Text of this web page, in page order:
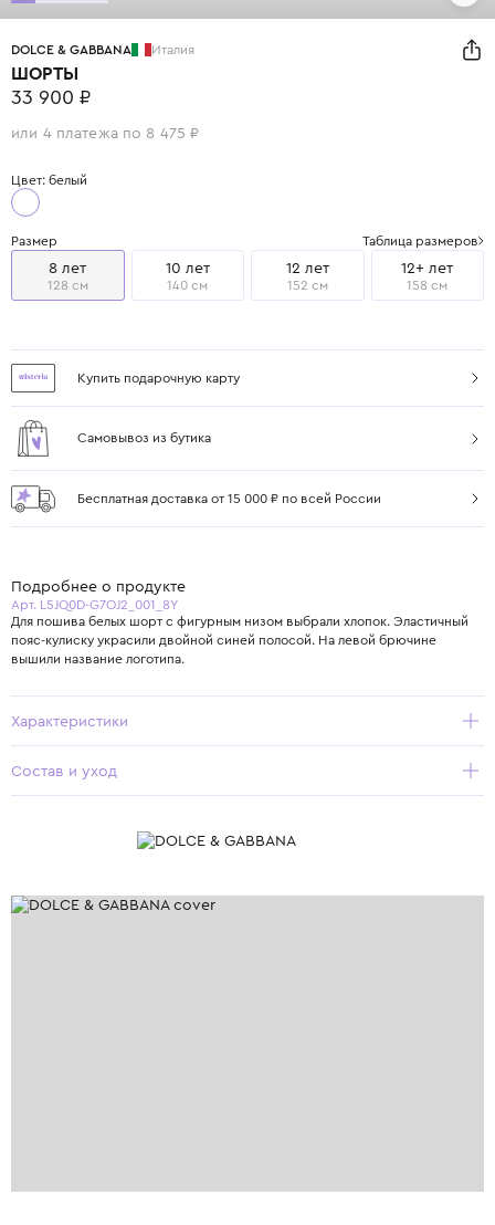
DOLCE & GABBANA Италия
ШОРТЫ
33 900 ₽
или 4 платежа по 8 475 ₽
Цвет: белый
Размер Таблица размеров
8 лет
128 см
10 лет
140 см
12 лет
152 см
12+ лет
158 см
Купить подарочную карту
Самовывоз из бутика
Бесплатная доставка от 15 000 ₽ по всей России
Подробнее о продукте
Арт. L5JQ0D-G7OJ2_001_8Y
Для пошива белых шорт с фигурным низом выбрали хлопок. Эластичный
пояс-кулиску украсили двойной синей полосой. На левой брючине
вышили название логотипа.
Характеристики
Состав и уход